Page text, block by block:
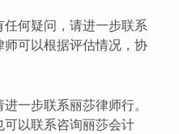
何疑问，请进一步联系
可以根据评估情况，协
一步联系丽莎律师行。
以联系咨询丽莎会计